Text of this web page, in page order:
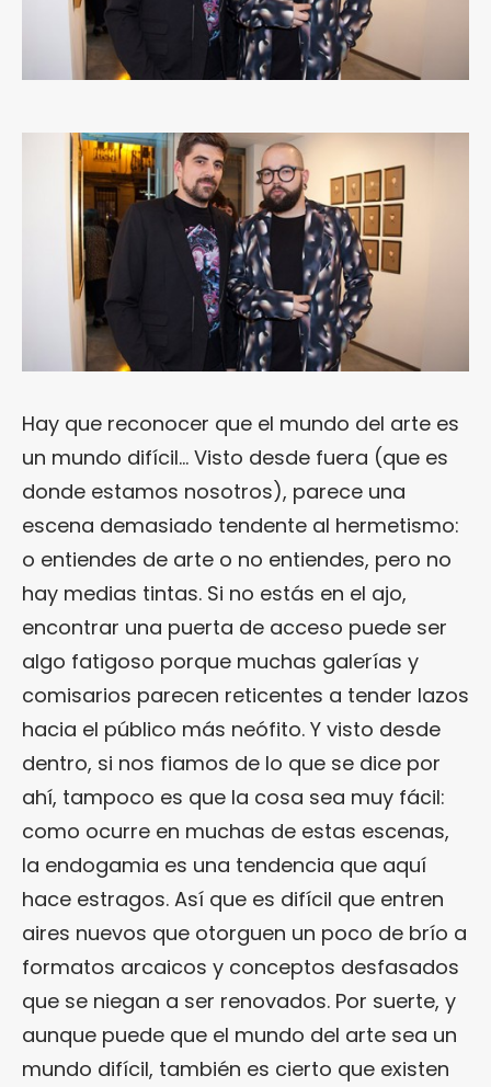
Hay que reconocer que el mundo del arte es
un mundo difícil… Visto desde fuera (que es
donde estamos nosotros), parece una
escena demasiado tendente al hermetismo:
o entiendes de arte o no entiendes, pero no
hay medias tintas. Si no estás en el ajo,
encontrar una puerta de acceso puede ser
algo fatigoso porque muchas galerías y
comisarios parecen reticentes a tender lazos
hacia el público más neófito. Y visto desde
dentro, si nos fiamos de lo que se dice por
ahí, tampoco es que la cosa sea muy fácil:
como ocurre en muchas de estas escenas,
la endogamia es una tendencia que aquí
hace estragos. Así que es difícil que entren
aires nuevos que otorguen un poco de brío a
formatos arcaicos y conceptos desfasados
que se niegan a ser renovados. Por suerte, y
aunque puede que el mundo del arte sea un
mundo difícil, también es cierto que existen